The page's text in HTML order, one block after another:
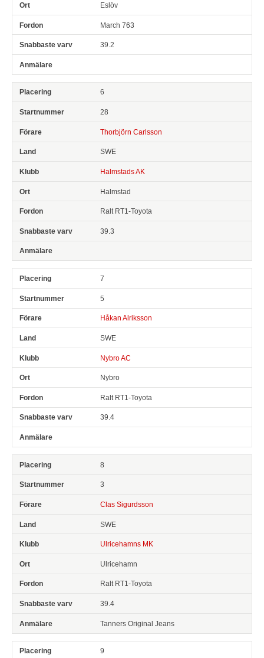
Eslöv
March 763
39.2
6
28
Thorbjörn Carlsson
SWE
Halmstads AK
Halmstad
Ralt RT1-Toyota
39.3
7
5
Håkan Alriksson
SWE
Nybro AC
Nybro
Ralt RT1-Toyota
39.4
8
3
Clas Sigurdsson
SWE
Ulricehamns MK
Ulricehamn
Ralt RT1-Toyota
39.4
Tanners Original Jeans
9